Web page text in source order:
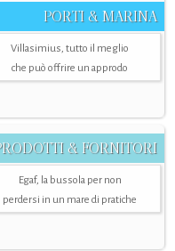
PORTI & MARINA
Villasimius, tutto il meglio
che può offrire un approdo
& FORNITORI
Egaf, la bussola per non
perdersi in un mare di pratiche